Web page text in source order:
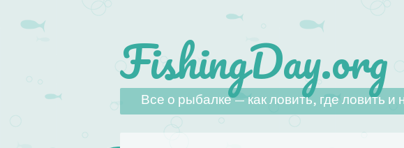
FishingDay.org
Все о рыбалке — как ловить, где ловить и
Наверх